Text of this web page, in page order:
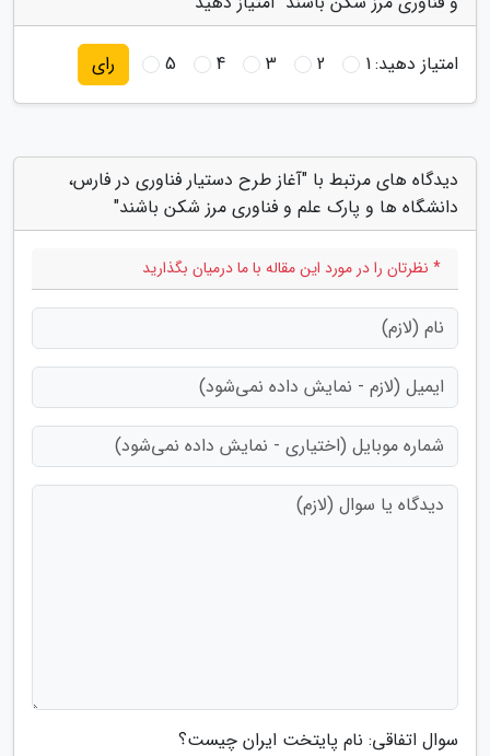
امتیاز دهید:1
2
3
4
5 رای
دیدگاه های مرتبط با "آغاز طرح دستیار فناوری در فارس،
دانشگاه ها و پارک علم و فناوری مرز شکن باشند"
* نظرتان را در مورد این مقاله با ما درمیان بگذارید
سوال اتفاقی: نام پایتخت ایران چیست؟